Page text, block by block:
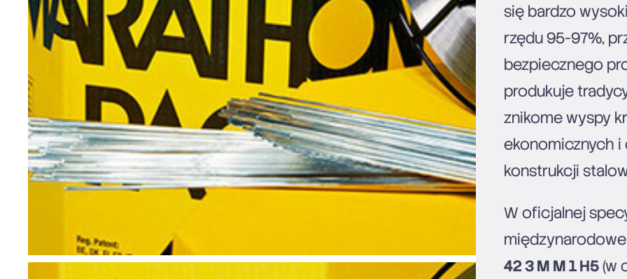
się bardzo
rzędu 95-97%,
bezpiecznego
produkuje
znikome wyspy
ekonomicznych
konstrukcji
W oficjalnej
42 3 M M 1 H5(w